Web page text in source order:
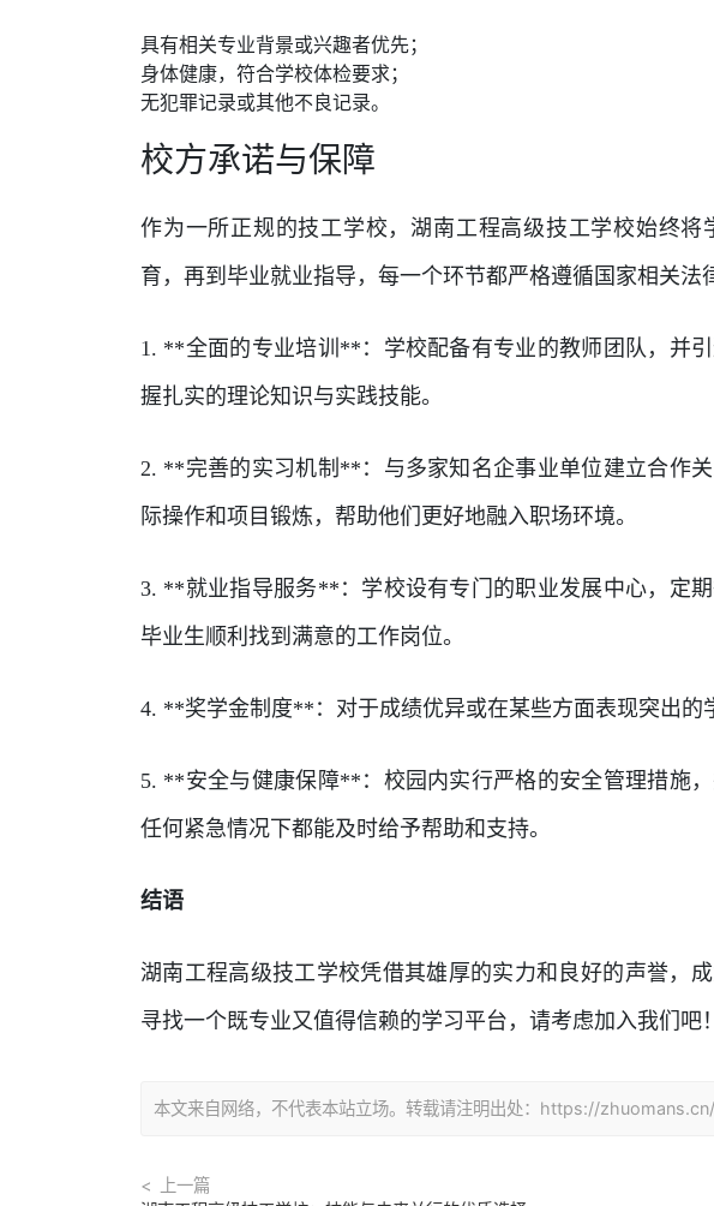
具有相关专业背景或兴趣者优先；
身体健康，符合学校体检要求；
无犯罪记录或其他不良记录。
校方承诺与保障
作为一所正规的技工学校，湖南工程高级技工学校始终
育，再到毕业就业指导，每一个环节都严格遵循国家相关法
1. **全面的专业培训**：学校配备有专业的教师团队，并
握扎实的理论知识与实践技能。
2. **完善的实习机制**：与多家知名企事业单位建立合作
际操作和项目锻炼，帮助他们更好地融入职场环境。
3. **就业指导服务**：学校设有专门的职业发展中心，定
毕业生顺利找到满意的工作岗位。
4. **奖学金制度**：对于成绩优异或在某些方面表现突出的
5. **安全与健康保障**：校园内实行严格的安全管理措施
任何紧急情况下都能及时给予帮助和支持。
结语
湖南工程高级技工学校凭借其雄厚的实力和良好的声誉，
寻找一个既专业又值得信赖的学习平台，请考虑加入我们吧！
本文来自网络，不代表本站立场。转载请注明出处：https://
上一篇